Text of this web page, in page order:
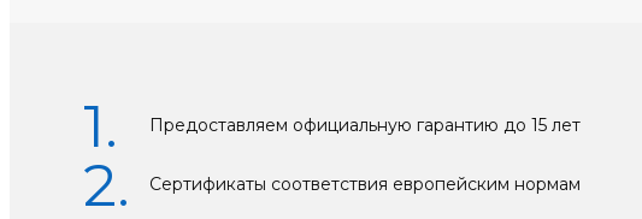
Предоставляем официальную гарантию до 15 лет
Сертификаты соответствия европейским нормам